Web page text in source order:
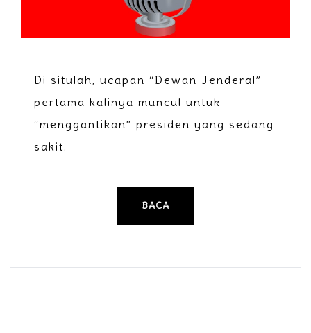
Di situlah, ucapan “Dewan Jenderal”
pertama kalinya muncul untuk
“menggantikan” presiden yang sedang
sakit.
BACA